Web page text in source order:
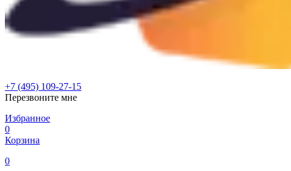
+7 (495) 109-27-15
Перезвоните мне
Избранное
0
Корзина
0